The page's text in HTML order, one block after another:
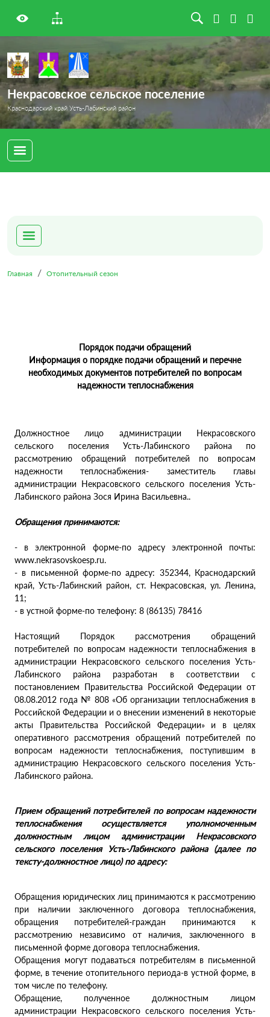
Некрасовское сельское поселение
Краснодарский край Усть-Лабинский район
Главная Отопительный сезон
Порядок подачи обращений
Информация о порядке подачи обращений и перечне
необходимых документов потребителей по вопросам
надежности теплоснабжения
Должностное лицо администрации Некрасовского
сельского поселения Усть-Лабинского района по
рассмотрению обращений потребителей по вопросам
надежности теплоснабжения- заместитель главы
администрации Некрасовского сельского поселения Усть-
Лабинского района Зося Ирина Васильевна..
Обращения принимаются:
- в электронной форме-по адресу электронной почты:
www.nekrasovskoesp.ru.
- в письменной форме-по адресу: 352344, Краснодарский
край, Усть-Лабинский район, ст. Некрасовская, ул. Ленина,
11;
- в устной форме-по телефону: 8 (86135) 78416
Настоящий Порядок рассмотрения обращений
потребителей по вопросам надежности теплоснабжения в
администрации Некрасовского сельского поселения Усть-
Лабинского района разработан в соответствии с
постановлением Правительства Российской Федерации от
08.08.2012 года № 808 «Об организации теплоснабжения в
Российской Федерации и о внесении изменений в некоторые
акты Правительства Российской Федерации» и в целях
оперативного рассмотрения обращений потребителей по
вопросам надежности теплоснабжения, поступившим в
администрацию Некрасовского сельского поселения Усть-
Лабинского района.
Прием обращений потребителей по вопросам надежности
теплоснабжения осуществляется уполномоченным
должностным лицом администрации Некрасовского
сельского поселения Усть-Лабинского района (далее по
тексту-должностное лицо) по адресу:
Обращения юридических лиц принимаются к рассмотрению
при наличии заключенного договора теплоснабжения,
обращения потребителей-граждан принимаются к
рассмотрению независимо от наличия, заключенного в
письменной форме договора теплоснабжения.
Обращения могут подаваться потребителям в письменной
форме, в течение отопительного периода-в устной форме, в
том числе по телефону.
Обращение, полученное должностным лицом
администрации Некрасовского сельского поселения Усть-